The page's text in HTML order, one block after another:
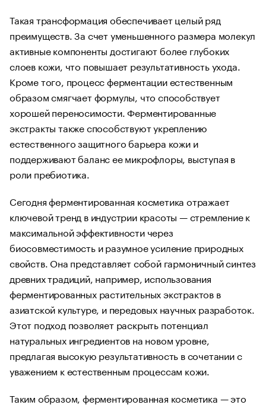
Такая трансформация обеспечивает целый ряд
преимуществ. За счет уменьшенного размера молекул
активные компоненты достигают более глубоких
слоев кожи, что повышает результативность ухода.
Кроме того, процесс ферментации естественным
образом смягчает формулы, что способствует
хорошей переносимости. Ферментированные
экстракты также способствуют укреплению
естественного защитного барьера кожи и
поддерживают баланс ее микрофлоры, выступая в
роли пребиотика.
Сегодня ферментированная косметика отражает
ключевой тренд в индустрии красоты — стремление к
максимальной эффективности через
биосовместимость и разумное усиление природных
свойств. Она представляет собой гармоничный синтез
древних традиций, например, использования
ферментированных растительных экстрактов в
азиатской культуре, и передовых научных разработок.
Этот подход позволяет раскрыть потенциал
натуральных ингредиентов на новом уровне,
предлагая высокую результативность в сочетании с
уважением к естественным процессам кожи.
Таким образом, ферментированная косметика — это